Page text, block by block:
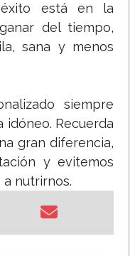
está en la
del tiempo,
sana y menos
siempre
Recuerda
gran diferencia,
y evitemos
nutrirnos.